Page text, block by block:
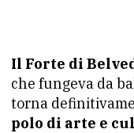
Il Forte di
che fungeva da
torna
polo di arte e